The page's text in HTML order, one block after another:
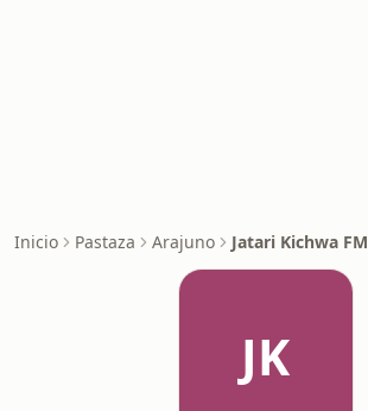
Inicio Pastaza Arajuno Jatari Kichwa FM
JK